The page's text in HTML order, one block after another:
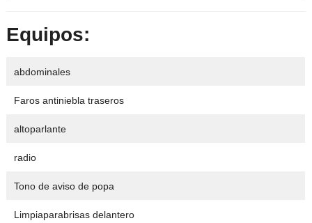
Equipos:
abdominales
Faros antiniebla traseros
altoparlante
radio
Tono de aviso de popa
Limpiaparabrisas delantero